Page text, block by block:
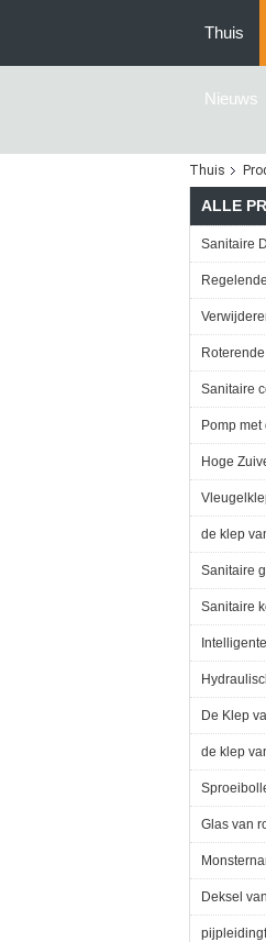
Thuis
Nieuws
Thuis
ALLE
Sanitaire
Sanitaire
Pomp
Hoge
de klep
Sanitaire
Sanitaire
De Klep
de klep
Glas van
Deksel